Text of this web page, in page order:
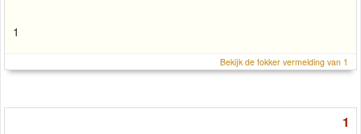
1
Bekijk de fokker vermelding van 1
1